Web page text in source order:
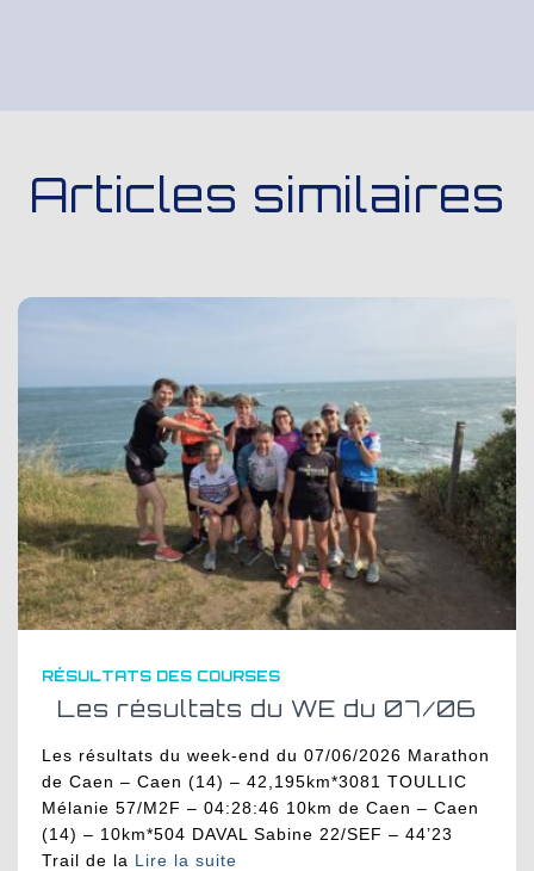
Articles similaires
RÉSULTATS DES COURSES
Les résultats du WE du 07/06
Les résultats du week-end du 07/06/2026 Marathon
de Caen – Caen (14) – 42,195km*3081 TOULLIC
Mélanie 57/M2F – 04:28:46 10km de Caen – Caen
(14) – 10km*504 DAVAL Sabine 22/SEF – 44’23
Trail de la Lire la suite